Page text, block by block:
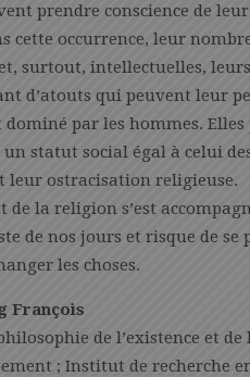
prendre conscience de
cette occurrence, leur
surtout, intellectuelles,
d’atouts qui peuvent leur
par les hommes.
statut social égal à celui
leur ostracisation religieuse.
de la religion s’est
de nos jours et risque de
les choses.
François
de l’existence et
; Institut de recherche